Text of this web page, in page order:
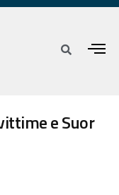
e Suor